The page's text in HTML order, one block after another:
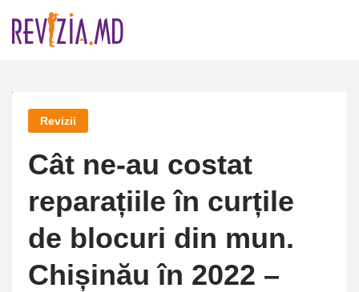
Revizii
Cât ne-au costat
reparațiile în curțile
de blocuri din mun.
Chișinău în 2022 –